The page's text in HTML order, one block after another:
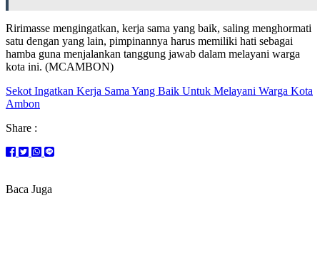
Ririmasse mengingatkan, kerja sama yang baik, saling menghormati
satu dengan yang lain, pimpinannya harus memiliki hati sebagai
hamba guna menjalankan tanggung jawab dalam melayani warga
kota ini. (MCAMBON)
Sekot Ingatkan Kerja Sama Yang Baik Untuk Melayani Warga Kota
Ambon
Share :
Baca Juga